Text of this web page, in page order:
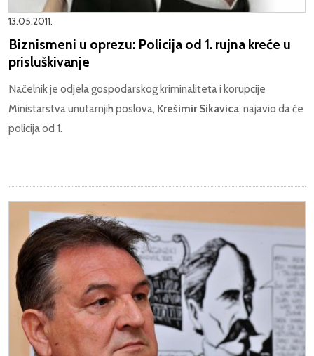
13.05.2011.
Biznismeni u oprezu: Policija od 1. rujna kreće u
prisluškivanje
Načelnik je odjela gospodarskog kriminaliteta i korupcije
Ministarstva unutarnjih poslova, Krešimir Sikavica, najavio da će
policija od 1.